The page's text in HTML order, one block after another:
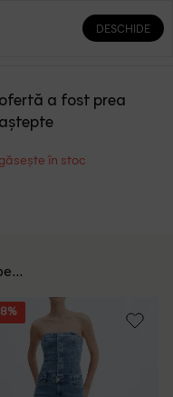
0 0
a fost prea
în stoc
DESCHIDE